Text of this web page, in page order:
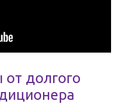
долгого